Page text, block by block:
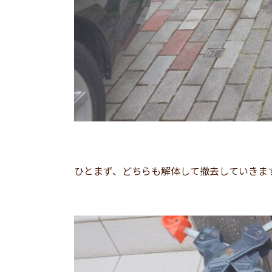
ひとまず、どちらも解体して撤去していきま